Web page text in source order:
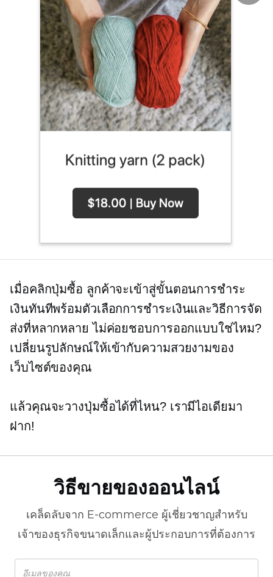
เมื่อคลิกปุ่มซื้อ ลูกค้าจะเข้าสู่ขั้นตอนการชำระ
เงินทันทีพร้อมตัวเลือกการชำระเงินและวิธีการจัด
ส่งที่หลากหลาย ไม่ค่อยชอบการออกแบบใช่ไหม?
เปลี่ยนรูปลักษณ์ให้เข้ากับความสวยงามของ
เว็บไซต์ของคุณ
แล้วคุณจะวางปุ่มซื้อได้ที่ไหน? เรามีไอเดียมา
ฝาก!
วิธีขายของออนไลน์
เคล็ดลับจาก E-commerce ผู้เชี่ยวชาญสำหรับ
เจ้าของธุรกิจขนาดเล็กและผู้ประกอบการที่ต้องการ